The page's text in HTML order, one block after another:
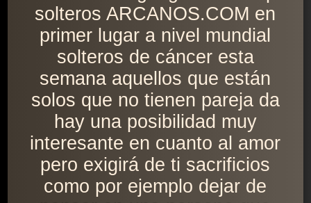
solteros ARCANOS.COM en
primer lugar a nivel mundial
solteros de cáncer esta
semana aquellos que están
solos que no tienen pareja da
hay una posibilidad muy
interesante en cuanto al amor
pero exigirá de ti sacrificios
como por ejemplo dejar de